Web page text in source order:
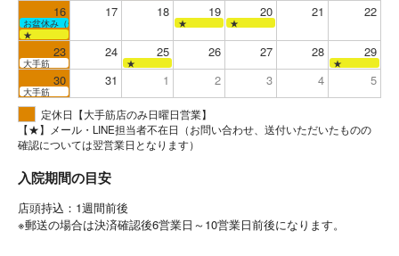
16 17 18 19 20 21 22
お盆休み（全店お休み） ★
★
★
23 24 25 26 27 28 29
大手筋 ★ ★
30 31 1 2 3 4 5
大手筋
定休日【大手筋店のみ日曜日営業】
【★】メール・LINE担当者不在日（お問い合わせ、送付いただいたものの
確認については翌営業日となります）
入院期間の目安
店頭持込：1週間前後
※郵送の場合は決済確認後6営業日～10営業日前後になります。